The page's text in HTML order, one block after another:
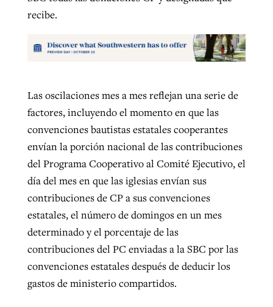
recibe.
Las oscilaciones mes a mes reflejan una serie de
factores, incluyendo el momento en que las
convenciones bautistas estatales cooperantes
envían la porción nacional de las contribuciones
del Programa Cooperativo al Comité Ejecutivo, el
día del mes en que las iglesias envían sus
contribuciones de CP a sus convenciones
estatales, el número de domingos en un mes
determinado y el porcentaje de las
contribuciones del PC enviadas a la SBC por las
convenciones estatales después de deducir los
gastos de ministerio compartidos.